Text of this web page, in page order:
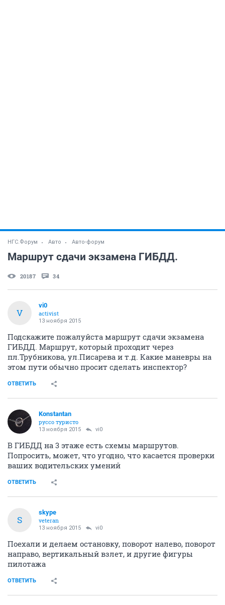
НГС.Форум Авто Авто-форум
Маршрут сдачи экзамена ГИБДД.
20187 34
V
vi0
activist
13 ноября 2015
Подскажите пожалуйста маршрут сдачи экзамена
ГИБДД. Маршрут, который проходит через
пл.Трубникова, ул.Писарева и т.д. Какие маневры на
этом пути обычно просит сделать инспектор?
ОТВЕТИТЬ
Konstantan
руссо туристо
13 ноября 2015 vi0
В ГИБДД на 3 этаже есть схемы маршрутов.
Попросить, может, что угодно, что касается проверки
ваших водительских умений
ОТВЕТИТЬ
S
skype
veteran
13 ноября 2015 vi0
Поехали и делаем остановку, поворот налево, поворот
направо, вертикальный взлет, и другие фигуры
пилотажа
ОТВЕТИТЬ